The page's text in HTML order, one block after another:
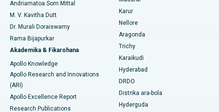
Mitadiava Psikology
Mitadiava mpandidy ankapobeny
Hopitaly tsara indrindra ao amin'ny Bannerghatta Road,
Bangalore
Hopitaly tsara indrindra ao amin'ny Unit-15, Bhubaneswar
Hopitaly tsara indrindra ao amin'ny Seepat Road, Bilaspur
Hopitaly tsara indrindra ao Ellisbridge, Ahmedabad
Hopitaly tsara indrindra ao New Delhi
Cystectomy ovarian
Fandidiana homamiadana amin'ny nono
Brachytherapy
Colonoscopy
Polypectomy
Fampiroboroboana ny ati-doha
Andriamatoa Som Mittal
M. V. Kavitha Dutt
Dr. Murali Doraiswamy
Rama Bijapurkar
Akademika & Fikarohana
Apollo Knowledge
Apollo Research and Innovations
(ARI)
Apollo Excellence Report
Research Publications
Karur
Nellore
Aragonda
Trichy
Karaikudi
Hyderabad
DRDO
Distrika ara-bola
Hyderguda